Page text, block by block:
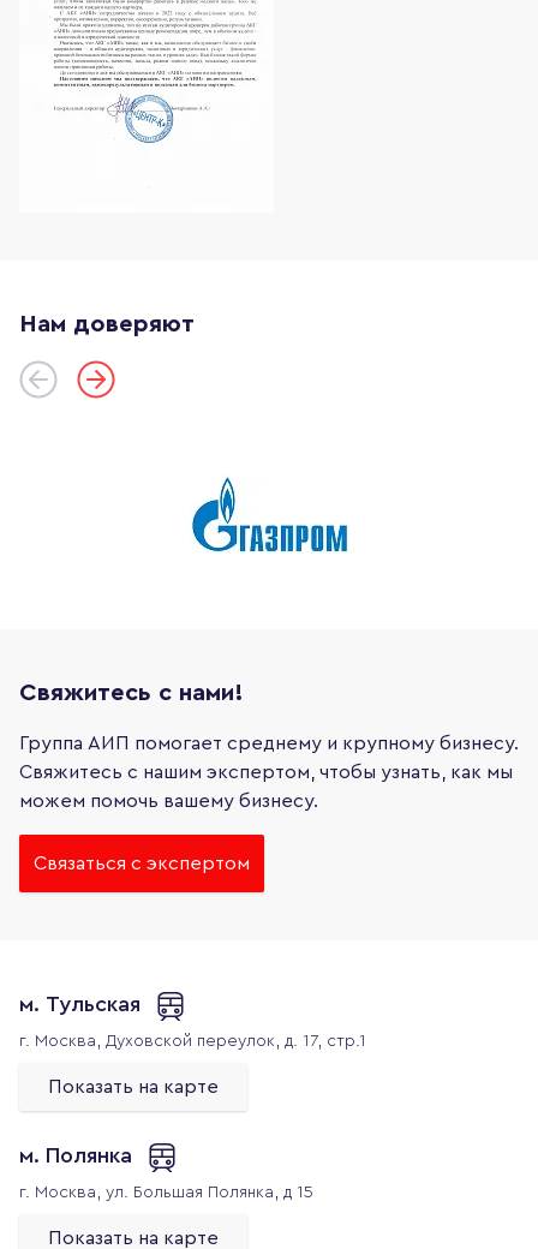
Нам доверяют
Свяжитесь с нами!
Группа АИП помогает среднему и крупному бизнесу.
Свяжитесь с нашим экспертом, чтобы узнать, как мы
можем помочь вашему бизнесу.
Связаться с экспертом
м. Тульская
г. Москва, Духовской переулок, д. 17, стр.1
Показать на карте
м. Полянка
г. Москва, ул. Большая Полянка, д 15
Показать на карте